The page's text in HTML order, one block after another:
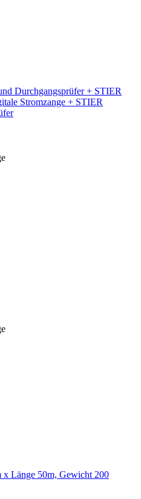
Durchgangsprüfer + STIER
Stromzange + STIER
x Länge 50m, Gewicht 200